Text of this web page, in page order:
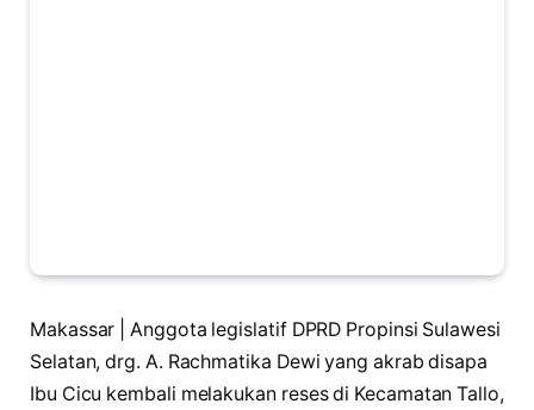
Makassar | Anggota legislatif DPRD Propinsi Sulawesi
Selatan, drg. A. Rachmatika Dewi yang akrab disapa
Ibu Cicu kembali melakukan reses di Kecamatan Tallo,